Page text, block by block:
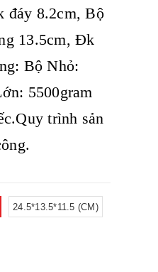
đáy 8.2cm, Bộ
13.5cm, Đk
Bộ Nhỏ:
5500gram
trình sản
24.5*13.5*11.5 (CM)